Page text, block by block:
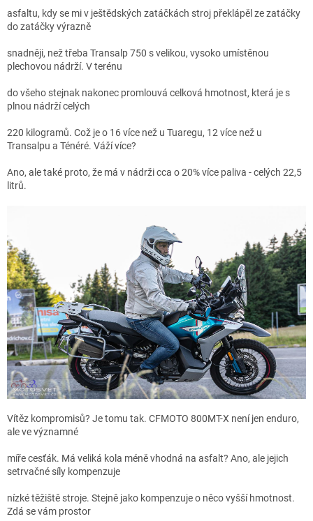
asfaltu, kdy se mi v ještědských zatáčkách stroj překlápěl ze zatáčky
do zatáčky výrazně
snadněji, než třeba Transalp 750 s velikou, vysoko umístěnou
plechovou nádrží. V terénu
do všeho stejnak nakonec promlouvá celková hmotnost, která je s
plnou nádrží celých
220 kilogramů. Což je o 16 více než u Tuaregu, 12 více než u
Transalpu a Ténéré. Váží více?
Ano, ale také proto, že má v nádrži cca o 20% více paliva - celých 22,5
litrů.
Vítěz kompromisů? Je tomu tak. CFMOTO 800MT-X není jen enduro,
ale ve významné
míře cesťák. Má veliká kola méně vhodná na asfalt? Ano, ale jejich
setrvačné síly kompenzuje
nízké těžiště stroje. Stejně jako kompenzuje o něco vyšší hmotnost.
Zdá se vám prostor